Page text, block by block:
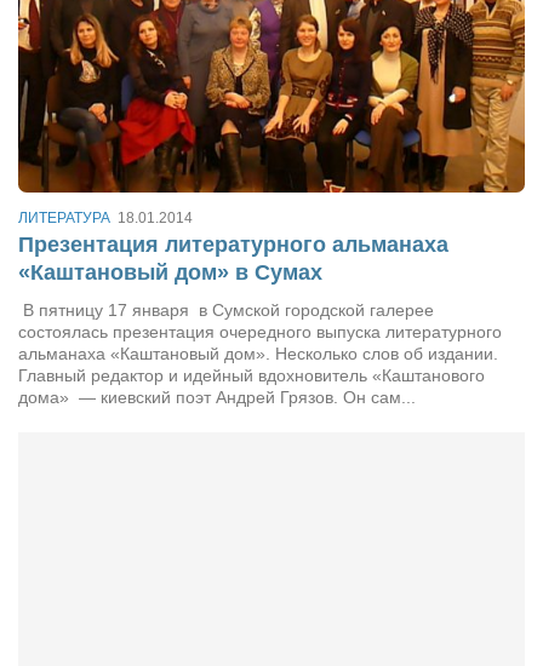
ЛИТЕРАТУРА 18.01.2014
Презентация литературного альманаха
«Каштановый дом» в Сумах
В пятницу 17 января в Сумской городской галерее
состоялась презентация очередного выпуска литературного
альманаха «Каштановый дом». Несколько слов об издании.
Главный редактор и идейный вдохновитель «Каштанового
дома» — киевский поэт Андрей Грязов. Он сам...